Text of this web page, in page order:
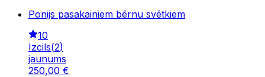
Ponijs pasakainiem bērnu svētkiem
10
Izcils(2)
jaunums
250,00 €